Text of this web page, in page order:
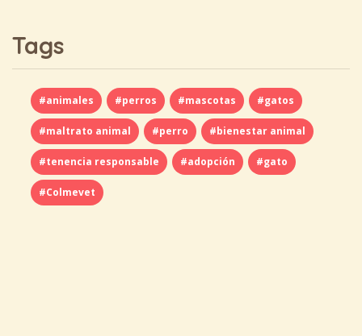
Tags
#animales #perros #mascotas #gatos
#maltrato animal #perro #bienestar animal
#tenencia responsable #adopción #gato
#Colmevet